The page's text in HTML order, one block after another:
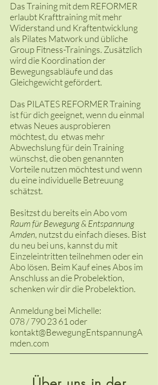
Das Training mit dem REFORMER
erlaubt Krafttraining mit mehr
Widerstand und Kraftentwicklung
als Pilates Matwork und übliche
Group Fitness-Trainings. Zusätzlich
wird die Koordination der
Bewegungsabläufe und das
Gleichgewicht gefördert.
Das PILATES REFORMER Training
ist für dich geeignet, wenn du einmal
etwas Neues ausprobieren
möchtest, du etwas mehr
Abwechslung für dein Training
wünschst, die oben genannten
Vorteile nutzen möchtest und wenn
du eine individuelle Betreuung
schätzst.
Besitzst du bereits ein Abo vom
Raum für Bewegung & Entspannung
Amden, nutzst du einfach dieses. Bist
du neu bei uns, kannst du mit
Einzeleintritten teilnehmen oder ein
Abo lösen. Beim Kauf eines Abos im
Anschluss an die Probelektion,
schenken wir dir die Probelektion.
Anmeldung bei Michelle:
078 /790 23 61 oder
kontakt@BewegungEntspannungA
mden.com